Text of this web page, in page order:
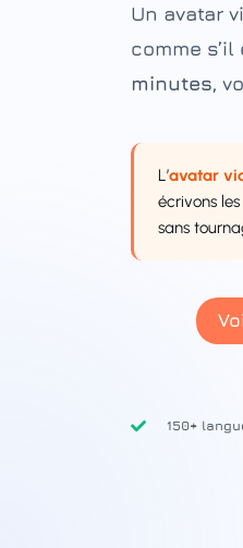
Un avatar
comme
minutes,
L’avatar
écrivons
sans
150+